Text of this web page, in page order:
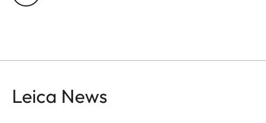
Leica News